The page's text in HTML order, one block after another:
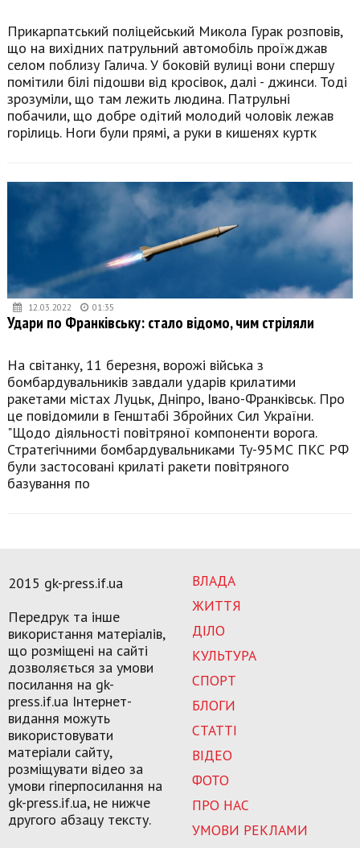
Прикарпатський поліцейський Микола Гурак розповів,
що на вихідних патрульний автомобіль проїжджав
селом поблизу Галича. У боковій вулиці вони спершу
помітили білі підошви від кросівок, далі - джинси. Тоді
зрозуміли, що там лежить людина. Патрульні
побачили, що добре одітий молодий чоловік лежав
горілиць. Ноги були прямі, а руки в кишенях куртк
12.03.2022 01:35
Удари по Франківську: стало відомо, чим стріляли
На світанку, 11 березня, ворожі війська з
бомбардувальників завдали ударів крилатими
ракетами містах Луцьк, Дніпро, Івано-Франківськ. Про
це повідомили в Генштабі Збройних Сил України.
"Щодо діяльності повітряної компоненти ворога.
Стратегічними бомбардувальниками Ту-95МС ПКС РФ
були застосовані крилаті ракети повітряного
базування по
ВЛАДА
ЖИТТЯ
ДІЛО
КУЛЬТУРА
СПОРТ
БЛОГИ
СТАТТІ
ВІДЕО
ФОТО
ПРО НАС
УМОВИ РЕКЛАМИ
2015 gk-press.if.ua
Передрук та інше
використання матеріалів,
що розміщені на сайті
дозволяється за умови
посилання на gk-
press.if.ua Інтернет-
видання можуть
використовувати
матеріали сайту,
розміщувати відео за
умови гіперпосилання на
gk-press.if.ua, не нижче
другого абзацу тексту.